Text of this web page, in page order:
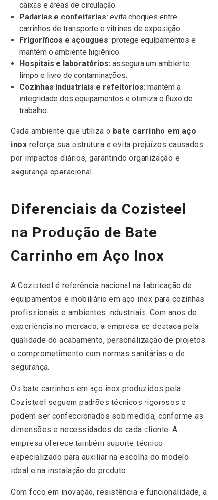
caixas e áreas de circulação.
Padarias e confeitarias: evita choques entre
carrinhos de transporte e vitrines de exposição.
Frigoríficos e açougues: protege equipamentos e
mantém o ambiente higiênico.
Hospitais e laboratórios: assegura um ambiente
limpo e livre de contaminações.
Cozinhas industriais e refeitórios: mantém a
integridade dos equipamentos e otimiza o fluxo de
trabalho.
Cada ambiente que utiliza o bate carrinho em aço
inox reforça sua estrutura e evita prejuízos causados
por impactos diários, garantindo organização e
segurança operacional.
Diferenciais da Cozisteel
na Produção de Bate
Carrinho em Aço Inox
A Cozisteel é referência nacional na fabricação de
equipamentos e mobiliário em aço inox para cozinhas
profissionais e ambientes industriais. Com anos de
experiência no mercado, a empresa se destaca pela
qualidade do acabamento, personalização de projetos
e comprometimento com normas sanitárias e de
segurança.
Os bate carrinhos em aço inox produzidos pela
Cozisteel seguem padrões técnicos rigorosos e
podem ser confeccionados sob medida, conforme as
dimensões e necessidades de cada cliente. A
empresa oferece também suporte técnico
especializado para auxiliar na escolha do modelo
ideal e na instalação do produto.
Com foco em inovação, resistência e funcionalidade, a